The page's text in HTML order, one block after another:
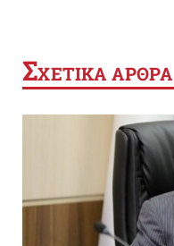
ΣΧΕΤΙΚΑ ΑΡΘΡΑ